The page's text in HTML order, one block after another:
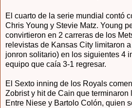
El cuarto de la serie mundial contó
Chris Young y Stevie Matz. Young
convirtieron en 2 carreras de los
relevistas de Kansas City limitaron
jonron solitario) en los siguientes 4
equipo que caía 3-1 regresar.
El Sexto inning de los Royals
Zobrist y hit de Cain que terminaron
Entre Niese y Bartolo Colón, quien